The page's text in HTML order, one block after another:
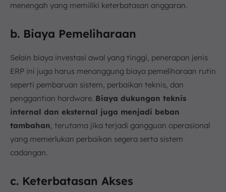
menengah yang memiliki keterbatasan anggaran.
b. Biaya Pemeliharaan
Selain biaya investasi awal yang tinggi, penerapan jenis
ERP ini juga harus menanggung biaya pemeliharaan rutin
seperti pembaruan sistem, perbaikan teknis, dan
penggantian hardware. Biaya dukungan teknis
internal dan eksternal juga menjadi beban
tambahan, terutama jika terjadi gangguan operasional
yang memerlukan perbaikan segera serta sistem
cadangan.
c. Keterbatasan Akses